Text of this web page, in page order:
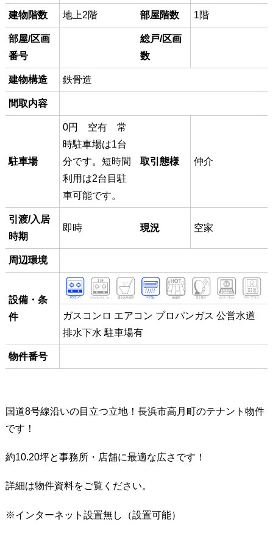
建物階数 地上2階 部屋階数 1階
部屋/区画
番号
総戸/区画
数
建物構造 鉄骨造
間取内容
駐車場
0円 空有 常
時駐車場は1台
分です。短時間
利用は2台目駐
車可能です。
取引態様 仲介
引渡/入居
時期
即時 現況 空家
周辺環境
設備・条
件
ガスコンロ エアコン プロパンガス 公営水道
排水下水 駐車場有
物件番号
国道8号線沿いの目立つ立地！長浜市高月町のテナント物件
です！
約10.20坪と事務所・店舗に最適な広さです！
詳細は物件資料をご覧ください。
※インターネット設置無し（設置可能）